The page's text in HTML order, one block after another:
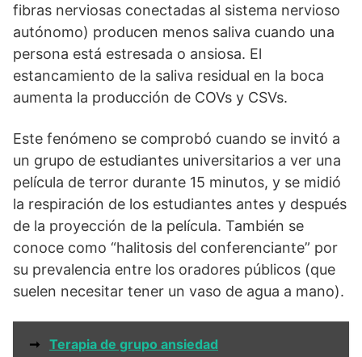
fibras nerviosas conectadas al sistema nervioso
autónomo) producen menos saliva cuando una
persona está estresada o ansiosa. El
estancamiento de la saliva residual en la boca
aumenta la producción de COVs y CSVs.
Este fenómeno se comprobó cuando se invitó a
un grupo de estudiantes universitarios a ver una
película de terror durante 15 minutos, y se midió
la respiración de los estudiantes antes y después
de la proyección de la película. También se
conoce como “halitosis del conferenciante” por
su prevalencia entre los oradores públicos (que
suelen necesitar tener un vaso de agua a mano).
➞ Terapia de grupo ansiedad